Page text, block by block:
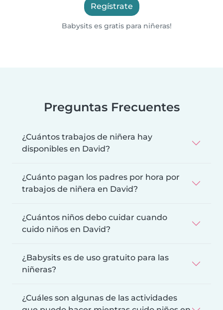
Regístrate
Babysits es gratis para niñeras!
Preguntas Frecuentes
¿Cuántos trabajos de niñera hay
disponibles en David?
¿Cuánto pagan los padres por hora por
trabajos de niñera en David?
¿Cuántos niños debo cuidar cuando
cuido niños en David?
¿Babysits es de uso gratuito para las
niñeras?
¿Cuáles son algunas de las actividades